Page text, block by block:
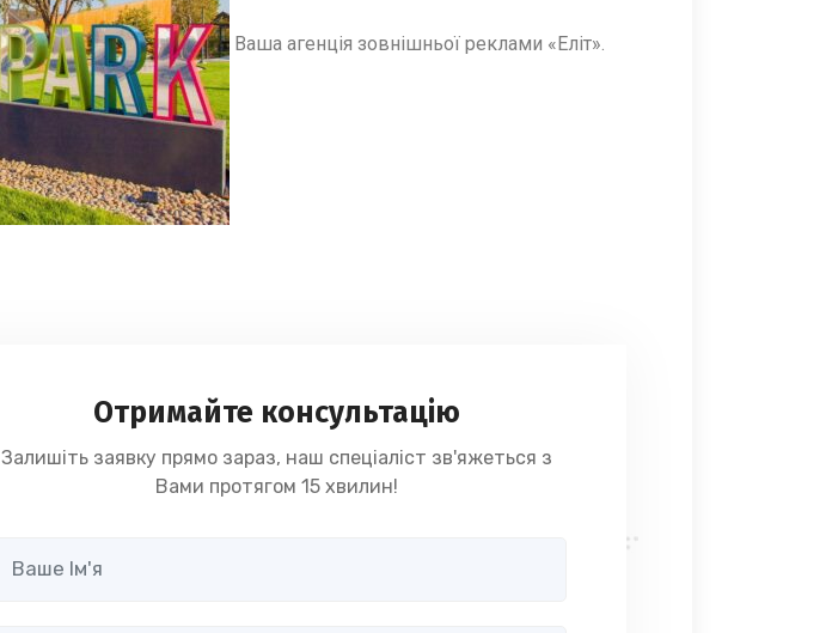
Ваша агенція зовнішньої реклами «Еліт».
Отримайте консультацію
Залишіть заявку прямо зараз, наш спеціаліст зв'яжеться з
Вами протягом 15 хвилин!